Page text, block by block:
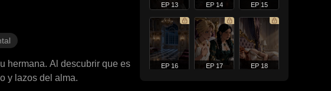
hermana. Al descubrir que es
y lazos del alma.
EP 13 EP 14 EP 15
EP 16 EP 17 EP 18